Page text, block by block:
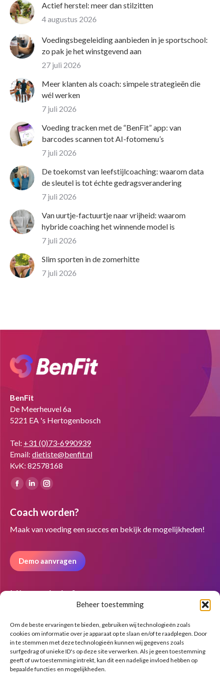
Beheer toestemming
Om de beste ervaringen te bieden, gebruiken wij technologieën zoals
cookies om informatie over je apparaat op te slaan en/of te raadplegen. Door
in te stemmen met deze technologieën kunnen wij gegevens zoals
surfgedrag of unieke ID's op deze site verwerken. Als je geen toestemming
geeft of uw toestemming intrekt, kan dit een nadelige invloed hebben op
bepaalde functies en mogelijkheden.
Actief herstel: meer dan stilzitten
4 augustus 2026
Voedingsbegeleiding aanbieden in je sportschool:
zo pak je het winstgevend aan
27 juli 2026
Meer klanten als coach: simpele strategieën die
wél werken
7 juli 2026
Voeding tracken met de “BenFit” app: van
barcodes scannen tot AI-fotomenu’s
7 juli 2026
De toekomst van leefstijlcoaching: waarom data
de sleutel is tot échte gedragsverandering
7 juli 2026
Van uurtje-factuurtje naar vrijheid: waarom
hybride coaching het winnende model is
7 juli 2026
Slim sporten in de zomerhitte
7 juli 2026
BenFit
De Meerheuvel 6a
5221 EA 's Hertogenbosch
Tel: +31 (0)73-6990939
Email: dietiste@benfit.nl
KvK: 82578168
Vind ons op:
Facebook
opens
in
window
Linkedin
opens
in
window
Instagram
opens
in
window
Coach worden?
Maak van voeding een succes en bekijk de mogelijkheden!
Demo aanvragen
Nieuwsbrief